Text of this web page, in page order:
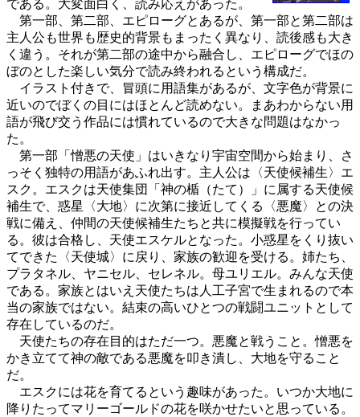
である。大変面白く、読み応えがあった。
第一部、第二部、エピローグとあるが、第一部と第二部は
主人公も世界も歴史的背景もまったく異なり、読後感も大き
く違う。それが第二部の途中から融合し、エピローグでほの
ぼのとした楽しい気分で読み終われるという構成だ。
イラスト付きで、冒頭に用語集があるが、文字色が背景に
近いのでぼくの目にはほとんど読めない。まあわからない用
語が飛び交う作品には慣れているので大きな問題はなかっ
た。
第一部「憎悪の天使」はいきなり宇宙空間から始まり、さ
っそく独特の用語があふれ出す。主人公は〈天使候補生〉エ
スク。エスクは天使集団「神の楯（たて）」に属する天使候
補生で、惑星〈大地〉に次第に接近してくる〈悪魔〉との決
戦に備え、仲間の天使候補生たちと共に模擬戦を行ってい
る。彼は合格し、天使エスケルとなった。小惑星をくり抜い
てできた〈天使城〉に戻り、家族の歓迎を受ける。姉たち、
プラタネル、ヤニセル、セレネル。母ユリエル。みんな天使
である。家族とはいえ天使たちは人工子宮で生まれるので本
当の家族ではない。結束の高いひとつの戦闘ユニットとして
存在しているのだ。
天使たちの存在目的はただ一つ。悪魔と戦うこと。憎悪を
かき立てて神の敵である悪魔を叩き潰し、大地を守ること
だ。
エスクには花を育てるという趣味があった。いつか大地に
降りたってマリーゴールドの花を咲かせたいと思っている。